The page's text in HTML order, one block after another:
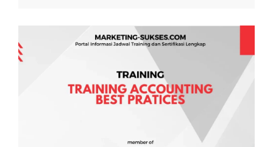
PERPAJAKAN
INTERNASIONAL
DAN
TRANSFER
PRICING